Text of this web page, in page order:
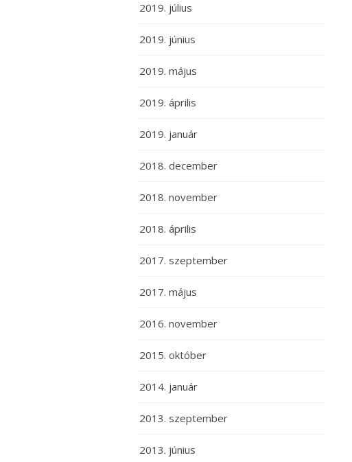
2019. július
2019. június
2019. május
2019. április
2019. január
2018. december
2018. november
2018. április
2017. szeptember
2017. május
2016. november
2015. október
2014. január
2013. szeptember
2013. június